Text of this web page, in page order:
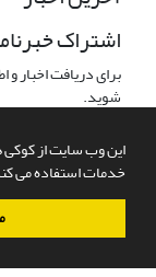
این وب سایت از کوکی
خدمات استفاده می
اشتراک
برای دریافت اخبار
شوید.
سامانه مدیریت